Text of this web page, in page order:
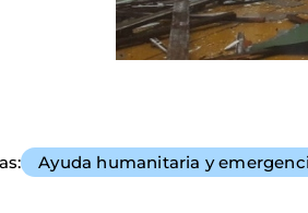
Ayuda humanitaria y